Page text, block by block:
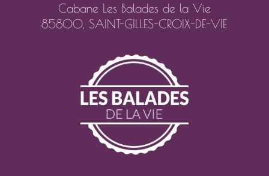
Cabane Les Balades de la Vie
85800,SAINT-GILLES-CROIX-DE-VIE